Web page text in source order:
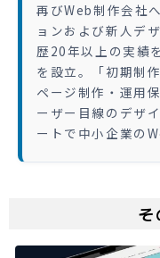
再びWeb制作会社
ョンおよび新人デ
歴20年以上の実績
を設立。「初期制
ページ制作・運用
ーザー目線のデザ
ートで中小企業の
そ